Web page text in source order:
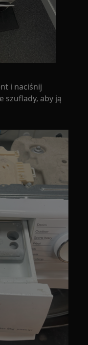
i naciśnij
szuflady, aby ją